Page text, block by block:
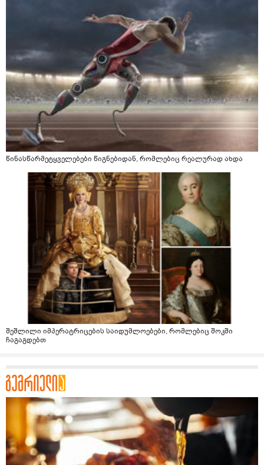
წინასწარმეტყველებები წიგნებიდან, რომლებიც რეალურად ახდა
შეშლილი იმპერატრიცების საიდუმლოებები, რომლებიც შოკში
ჩაგაგდებთ